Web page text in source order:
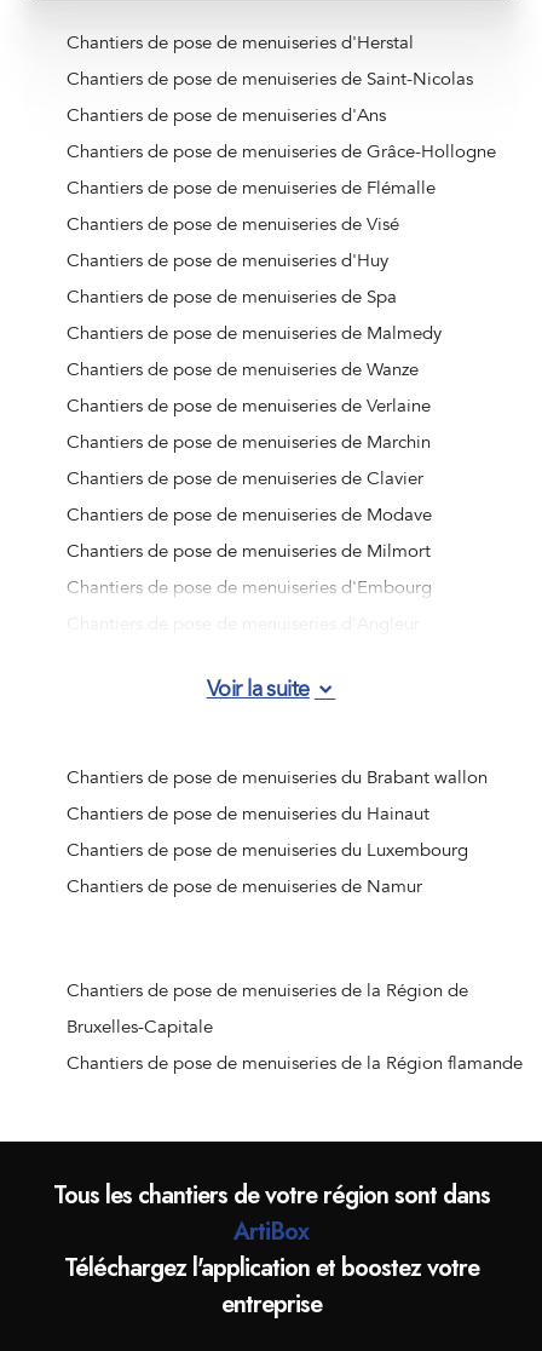
Chantiers de pose de menuiseries d'Herstal
Chantiers de pose de menuiseries de Saint-Nicolas
Chantiers de pose de menuiseries d'Ans
Chantiers de pose de menuiseries de Grâce-Hollogne
Chantiers de pose de menuiseries de Flémalle
Chantiers de pose de menuiseries de Visé
Chantiers de pose de menuiseries d'Huy
Chantiers de pose de menuiseries de Spa
Chantiers de pose de menuiseries de Malmedy
Chantiers de pose de menuiseries de Wanze
Chantiers de pose de menuiseries de Verlaine
Chantiers de pose de menuiseries de Marchin
Chantiers de pose de menuiseries de Clavier
Chantiers de pose de menuiseries de Modave
Chantiers de pose de menuiseries de Milmort
Chantiers de pose de menuiseries d'Embourg
Chantiers de pose de menuiseries de Vottem
Chantiers de pose de menuiseries de Nandrin
Chantiers de pose de menuiseries de Liège (Jupille-sur-
Meuse)
Chantiers de pose de menuiseries d'Hognoul
Chantiers de pose de menuiseries de Jalhay
Chantiers de pose de menuiseries de Crisnée
Chantiers de pose de menuiseries de Wanze
Chantiers de pose de menuiseries d'Oreye
Chantiers de pose de menuiseries d'Aywaille
Chantiers de pose de menuiseries d'Hannut
Voir la suite
Chantiers de pose de menuiseries du Brabant wallon
Chantiers de pose de menuiseries du Hainaut
Chantiers de pose de menuiseries du Luxembourg
Chantiers de pose de menuiseries de Namur
Chantiers de pose de menuiseries de la Région de
Bruxelles-Capitale
Chantiers de pose de menuiseries de la Région flamande
Tous les chantiers de votre région sont dans
ArtiBox
Téléchargez l'application et boostez votre
entreprise